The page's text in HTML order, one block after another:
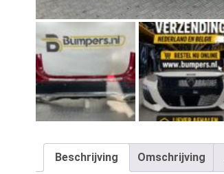
Beschrijving Omschrijving